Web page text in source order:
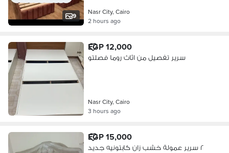
9
Nasr City, Cairo
2 hours ago
EGP 12,000
سرير تفصيل من اثاث روما فصلتو
Nasr City, Cairo
3 hours ago
EGP 15,000
٢ سرير عمولة خشب زان كابتونيه جديد